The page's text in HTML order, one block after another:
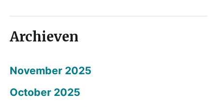
Archieven
November 2025
October 2025